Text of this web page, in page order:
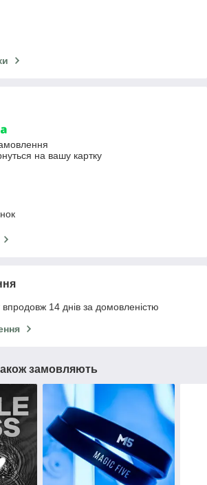
на вашу картку
14 днів за домовленістю
замовляють